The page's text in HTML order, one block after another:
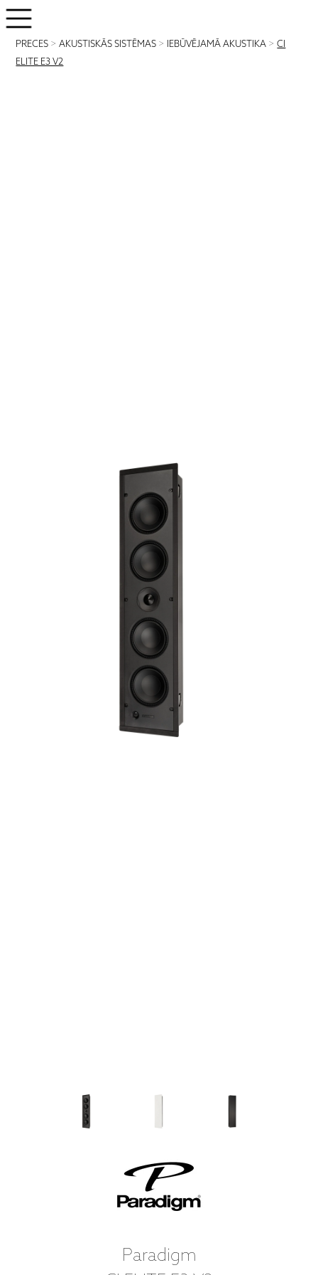
PRECES >AKUSTISKĀS SISTĒMAS > IEBŪVĒJAMĀ AKUSTIKA >CI
ELITE E3 V2
Paradigm